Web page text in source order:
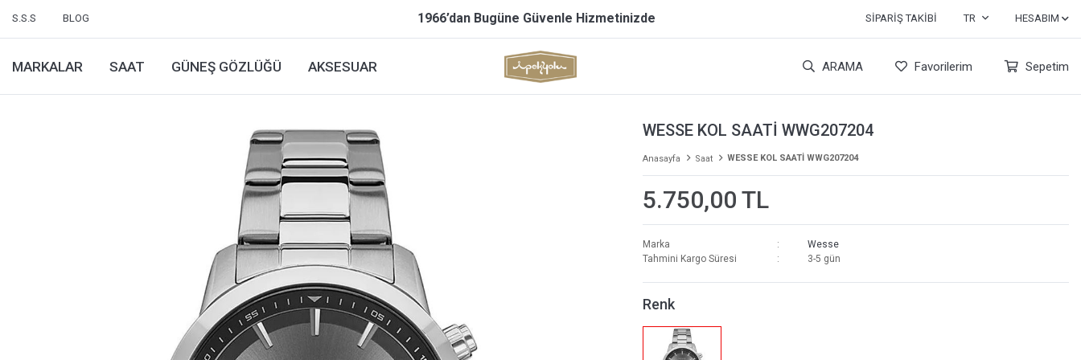
S.S.S BLOG 1966’dan Bugüne Güvenle Hizmetinizde SIPARIŞ TAKIBI TR HESABIM
MARKALAR SAAT GÜNEŞ GÖZLÜĞÜ AKSESUAR ARAMA Favorilerim Sepetim
WESSE KOL SAATİ WWG207204
Anasayfa Saat WESSE KOL SAATİ WWG207204
5.750,00 TL
Marka
Wesse
Tahmini Kargo Süresi
3-5 gün
Renk